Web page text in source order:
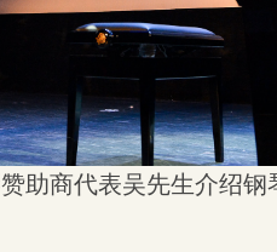
助商代表吴先生介绍